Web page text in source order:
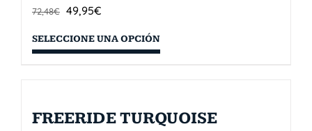
72,48€ 49,95€
SELECCIONE UNA OPCIÓN
FREERIDE TURQUOISE